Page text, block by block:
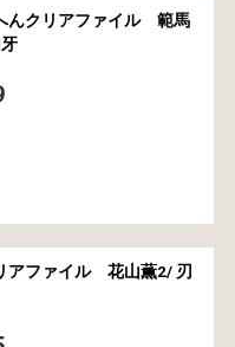
んクリアファイル 範馬
アファイル 花山薫2/ 刃